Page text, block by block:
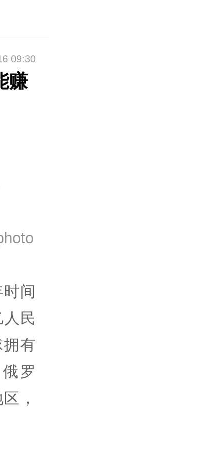
09:30
赚
间
民
有
罗
，